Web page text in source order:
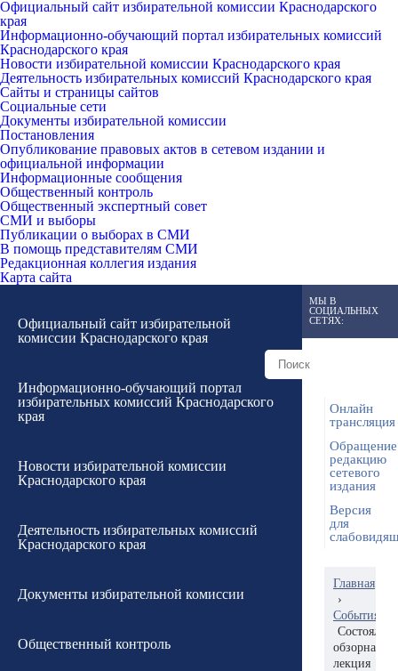
Официальный сайт избирательной комиссии Краснодарского
края
Информационно-обучающий портал избирательных комиссий
Краснодарского края
Новости избирательной комиссии Краснодарского края
Деятельность избирательных комиссий Краснодарского края
Сайты и страницы сайтов
Социальные сети
Документы избирательной комиссии
Постановления
Опубликование правовых актов в сетевом издании и
официальной информации
Информационные сообщения
Общественный контроль
Общественный экспертный совет
СМИ и выборы
Публикации о выборах в СМИ
В помощь представителям СМИ
Редакционная коллегия издания
Карта сайта
Официальный сайт избирательной
комиссии Краснодарского края
Информационно-обучающий портал
избирательных комиссий Краснодарского
края
Новости избирательной комиссии
Краснодарского края
Деятельность избирательных комиссий
Краснодарского края
Документы избирательной комиссии
Общественный контроль
МЫ В
СОЦИАЛЬНЫХ
СЕТЯХ:
Онлайн
трансляция
редакцию
сетевого
издания
Версия
для
Главная
›
События
Состоялась
обзорная
лекция